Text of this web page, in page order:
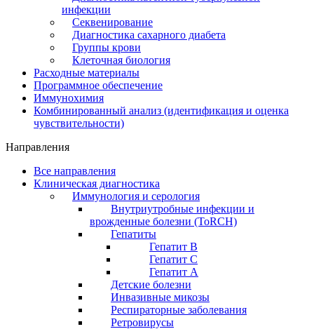
инфекции
Секвенирование
Диагностика сахарного диабета
Группы крови
Клеточная биология
Расходные материалы
Программное обеспечение
Иммунохимия
Комбинированный анализ (идентификация и оценка
чувствительности)
Направления
Все направления
Клиническая диагностика
Иммунология и серология
Внутриутробные инфекции и
врожденные болезни (ToRCH)
Гепатиты
Гепатит B
Гепатит C
Гепатит А
Детские болезни
Инвазивные микозы
Респираторные заболевания
Ретровирусы